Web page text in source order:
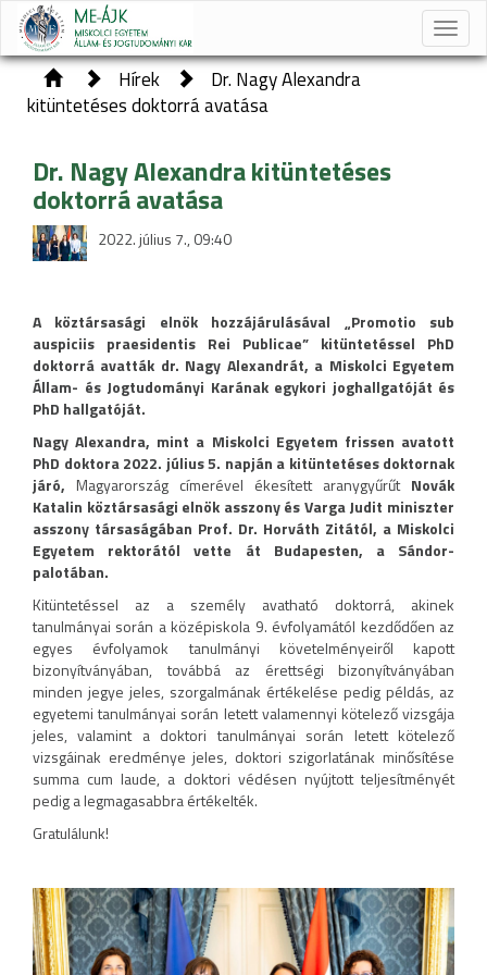
Toggle
Hírek
Dr. Nagy Alexandra
kitüntetéses doktorrá avatása
Dr. Nagy Alexandra kitüntetéses
doktorrá avatása
2022. július 7., 09:40
A köztársasági elnök hozzájárulásával „Promotio sub
auspiciis praesidentis Rei Publicae” kitüntetéssel PhD
doktorrá avatták dr. Nagy Alexandrát, a Miskolci Egyetem
Állam- és Jogtudományi Karának egykori joghallgatóját és
PhD hallgatóját.
Nagy Alexandra, mint a Miskolci Egyetem frissen avatott
PhD doktora 2022. július 5. napján a kitüntetéses doktornak
járó, Magyarország címerével ékesített aranygyűrűtNovák
Katalin köztársasági elnök asszony és Varga Judit miniszter
asszony társaságában Prof. Dr. Horváth Zitától, a Miskolci
Egyetem rektorától vette át Budapesten, a Sándor-
palotában.
Kitüntetéssel az a személy avatható doktorrá, akinek
tanulmányai során a középiskola 9. évfolyamától kezdődően az
egyes évfolyamok tanulmányi követelményeiről kapott
bizonyítványában, továbbá az érettségi bizonyítványában
minden jegye jeles, szorgalmának értékelése pedig példás, az
egyetemi tanulmányai során letett valamennyi kötelező vizsgája
jeles, valamint a doktori tanulmányai során letett kötelező
vizsgáinak eredménye jeles, doktori szigorlatának minősítése
summa cum laude, a doktori védésen nyújtott teljesítményét
pedig a legmagasabbra értékelték.
Gratulálunk!